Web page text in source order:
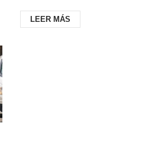
continúan las investigaciones
judi...
LEER MÁS